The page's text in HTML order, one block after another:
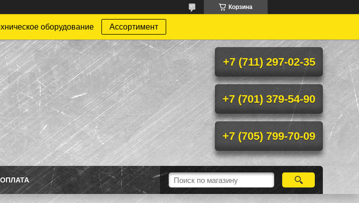
Корзина
оборудование Ассортимент
+7 (711) 297-02-35
+7 (701) 379-54-90
+7 (705) 799-70-09